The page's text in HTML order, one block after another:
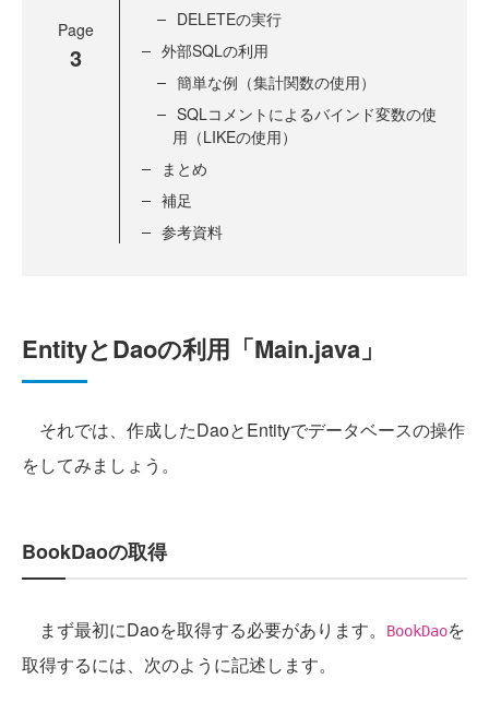
Page
3
DELETEの実行
外部SQLの利用
簡単な例（集計関数の使用）
SQLコメントによるバインド変数の使
用（LIKEの使用）
まとめ
補足
参考資料
EntityとDaoの利用「Main.java」
それでは、作成したDaoとEntityでデータベースの操作
をしてみましょう。
BookDaoの取得
まず最初にDaoを取得する必要があります。 BookDaoを
取得するには、次のように記述します。